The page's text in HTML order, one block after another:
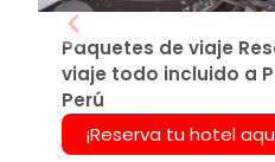
Paquetes de viaje
viaje todo incluido a
Perú
¡Reserva tu hotel